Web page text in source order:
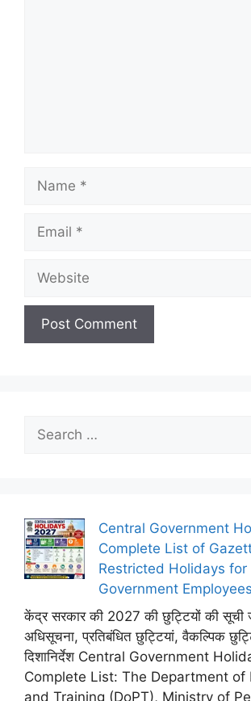
Name
Email
Website
Search
for:
Central Government
Complete List of
Restricted Holidays for
Government Employees
केंद्र सरकार की 2027 की छुट्टियों की सूची
अधिसूचना, प्रतिबंधित छुट्टियां, वैकल्पिक
दिशानिर्देश Central Government
Complete List: The Department of
and Training (DoPT), Ministry of